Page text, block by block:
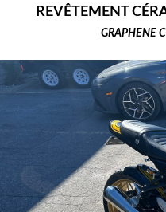
REVÊTEMENT
GRAPHENE